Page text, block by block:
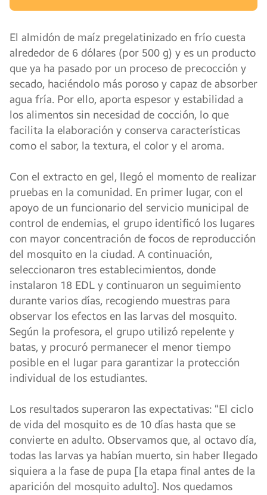
El almidón de maíz pregelatinizado en frío cuesta
alrededor de 6 dólares (por 500 g) y es un producto
que ya ha pasado por un proceso de precocción y
secado, haciéndolo más poroso y capaz de absorber
agua fría. Por ello, aporta espesor y estabilidad a
los alimentos sin necesidad de cocción, lo que
facilita la elaboración y conserva características
como el sabor, la textura, el color y el aroma.
Con el extracto en gel, llegó el momento de realizar
pruebas en la comunidad. En primer lugar, con el
apoyo de un funcionario del servicio municipal de
control de endemias, el grupo identificó los lugares
con mayor concentración de focos de reproducción
del mosquito en la ciudad. A continuación,
seleccionaron tres establecimientos, donde
instalaron 18 EDL y continuaron un seguimiento
durante varios días, recogiendo muestras para
observar los efectos en las larvas del mosquito.
Según la profesora, el grupo utilizó repelente y
batas, y procuró permanecer el menor tiempo
posible en el lugar para garantizar la protección
individual de los estudiantes.
Los resultados superaron las expectativas: “El ciclo
de vida del mosquito es de 10 días hasta que se
convierte en adulto. Observamos que, al octavo día,
todas las larvas ya habían muerto, sin haber llegado
siquiera a la fase de pupa [la etapa final antes de la
aparición del mosquito adulto]. Nos quedamos